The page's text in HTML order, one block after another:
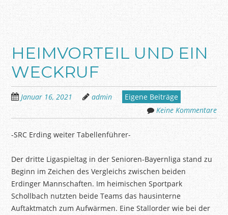
HEIMVORTEIL UND EIN
WECKRUF
Januar 16, 2021 admin
Eigene Beiträge
Keine Kommentare
-SRC Erding weiter Tabellenführer-
Der dritte Ligaspieltag in der Senioren-Bayernliga stand zu
Beginn im Zeichen des Vergleichs zwischen beiden
Erdinger Mannschaften. Im heimischen Sportpark
Schollbach nutzten beide Teams das hausinterne
Auftaktmatch zum Aufwärmen. Eine Stallorder wie bei der